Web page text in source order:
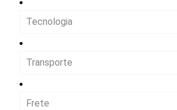
Tecnologia
Transporte
Frete